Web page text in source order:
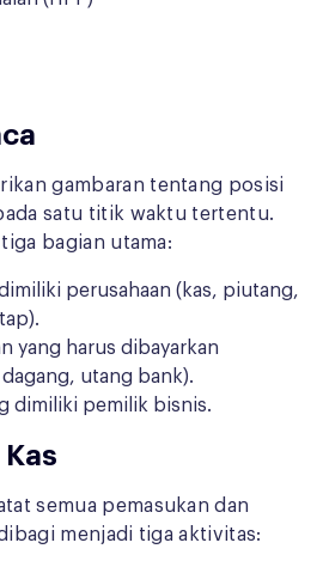
gambaran tentang posisi
satu titik waktu tertentu.
bagian utama:
perusahaan (kas, piutang,
yang harus dibayarkan
utang bank).
dimiliki pemilik bisnis.
semua pemasukan dan
menjadi tiga aktivitas: